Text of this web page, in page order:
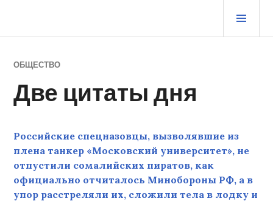
содержимому
ЖУРНАЛ СТАРОГО ВОРЧУНА
ОБЩЕСТВО
Две цитаты дня
Российские спецназовцы, вызволявшие из
плена танкер «Московский университет», не
отпустили сомалийских пиратов, как
официально отчиталось Минобороны РФ, а в
упор расстреляли их, сложили тела в лодку и